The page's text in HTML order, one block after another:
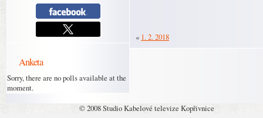
Anketa
Sorry, there are no polls available at the
moment.
« 1. 2. 2018
© 2008 Studio Kabelové televize Kopřivnice